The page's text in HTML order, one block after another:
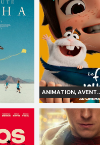
Bande-
TOUT PUBLIC
ANIMATION,
LA FILLE DANS
Horaires et